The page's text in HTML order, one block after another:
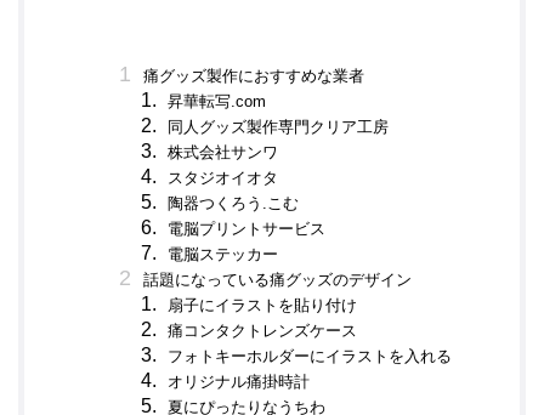
痛グッズ製作におすすめな業者
昇華転写.com
同人グッズ製作専門クリア工房
株式会社サンワ
スタジオイオタ
陶器つくろう.こむ
電脳プリントサービス
電脳ステッカー
話題になっている痛グッズのデザイン
扇子にイラストを貼り付け
痛コンタクトレンズケース
フォトキーホルダーにイラストを入れる
オリジナル痛掛時計
夏にぴったりなうちわ